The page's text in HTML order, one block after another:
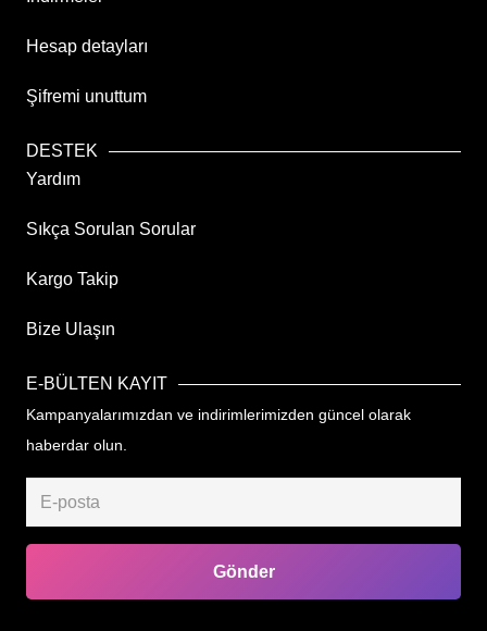
Hesap detayları
Şifremi unuttum
DESTEK
Yardım
Sıkça Sorulan Sorular
Kargo Takip
Bize Ulaşın
E-BÜLTEN KAYIT
Kampanyalarımızdan ve indirimlerimizden güncel olarak
haberdar olun.
Gönder